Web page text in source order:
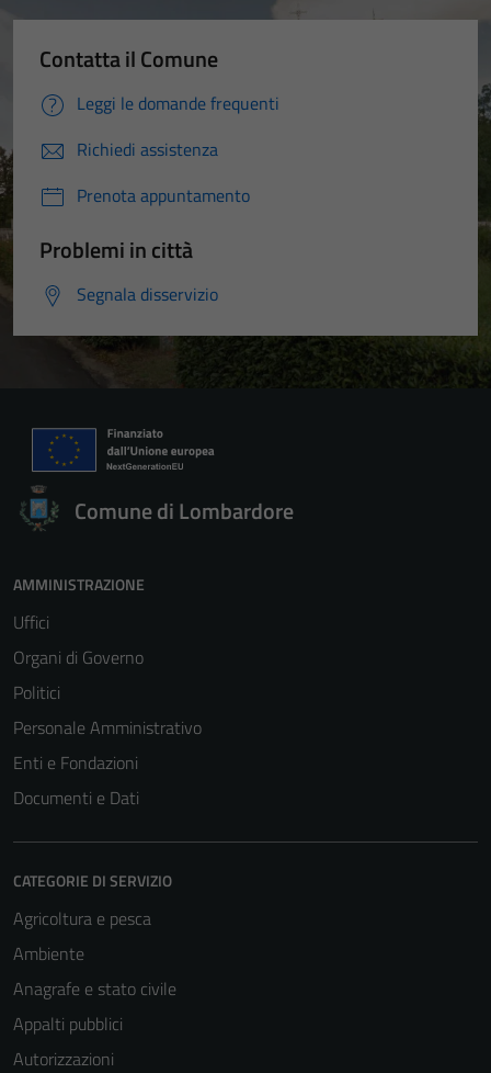
Contatta il Comune
Leggi le domande frequenti
Richiedi assistenza
Prenota appuntamento
Problemi in città
Segnala disservizio
Comune di Lombardore
AMMINISTRAZIONE
Uffici
Organi di Governo
Politici
Personale Amministrativo
Enti e Fondazioni
Documenti e Dati
CATEGORIE DI SERVIZIO
Agricoltura e pesca
Ambiente
Anagrafe e stato civile
Appalti pubblici
Autorizzazioni